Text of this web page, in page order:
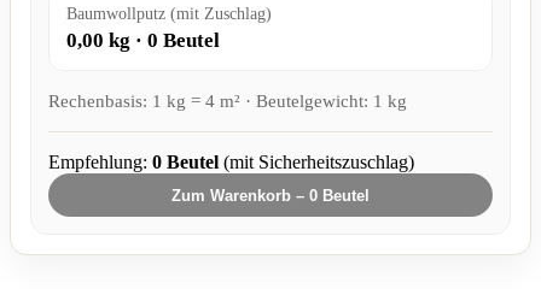
Baumwollputz (mit Zuschlag)
0,00 kg · 0 Beutel
Rechenbasis: 1 kg = 4 m² · Beutelgewicht: 1 kg
Empfehlung: 0Beutel(mit Sicherheitszuschlag)
Zum Warenkorb – 0 Beutel